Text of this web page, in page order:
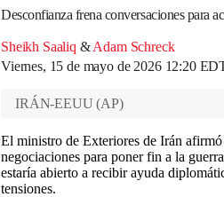
Desconfianza frena conversaciones para
Sheikh Saaliq &Adam Schreck
Viernes, 15 de mayo de 2026 12:20
IRÁN-EEUU (AP)
El ministro de Exteriores de Irán
negociaciones para poner fin a la
estaría abierto a recibir ayuda
tensiones.